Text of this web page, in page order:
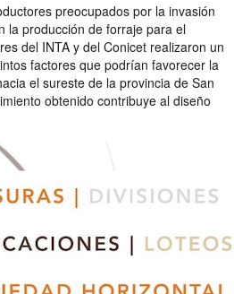
preocupados por la invasión
la producción de forraje para el
del INTA y del Conicet realizaron un
factores que podrían favorecer la
el sureste de la provincia de San
obtenido contribuye al diseño